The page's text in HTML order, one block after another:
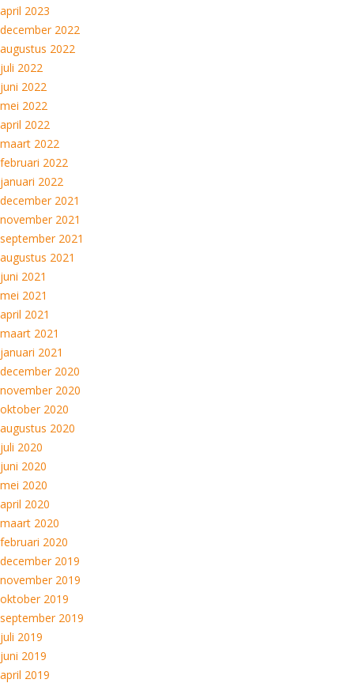
april 2023
december 2022
augustus 2022
juli 2022
juni 2022
mei 2022
april 2022
maart 2022
februari 2022
januari 2022
december 2021
november 2021
september 2021
augustus 2021
juni 2021
mei 2021
april 2021
maart 2021
januari 2021
december 2020
november 2020
oktober 2020
augustus 2020
juli 2020
juni 2020
mei 2020
april 2020
maart 2020
februari 2020
december 2019
november 2019
oktober 2019
september 2019
juli 2019
juni 2019
april 2019